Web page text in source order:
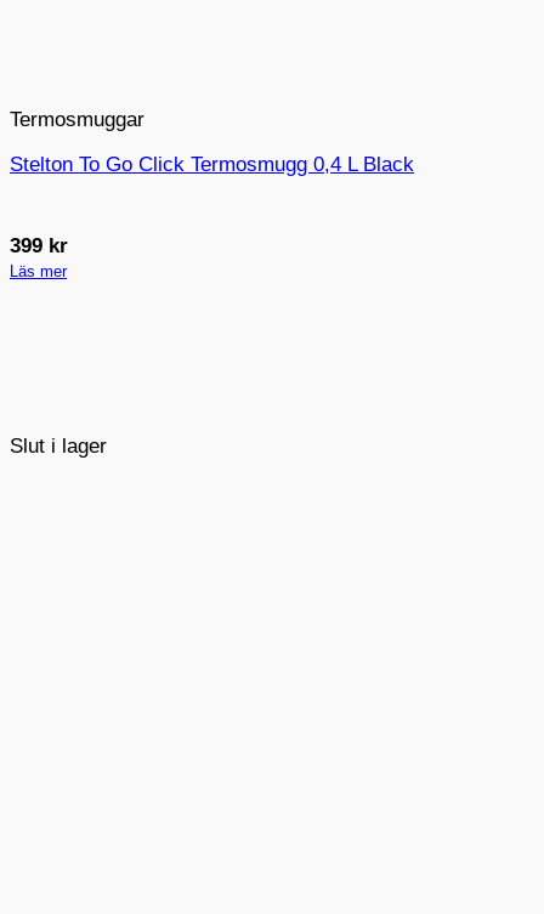
Slut i lager
Termosmuggar
Stelton To Go Click Termosmugg 0,4 L Black
399 kr
Läs mer